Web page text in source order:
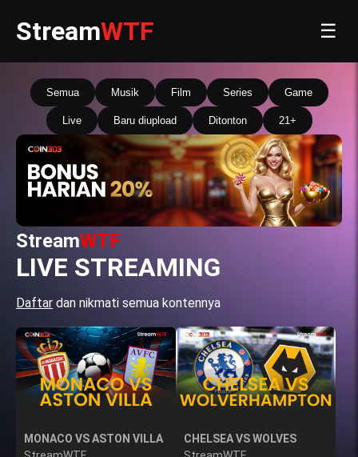
StreamWTF ☰
Semua Musik Film Series Game
Live Baru diupload Ditonton 21+
StreamWTF
LIVE STREAMING
Daftar dan nikmati semua kontennya
MONACO VS ASTON VILLA
CHELSEA VS WOLVES